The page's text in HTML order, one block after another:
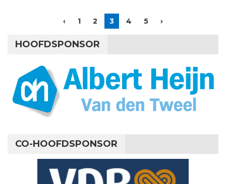
‹ 1 2 3 4 5 ›
HOOFDSPONSOR
CO-HOOFDSPONSOR